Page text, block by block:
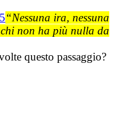
“Nessuna ira, nessuna
non ha più nulla da
questo passaggio?